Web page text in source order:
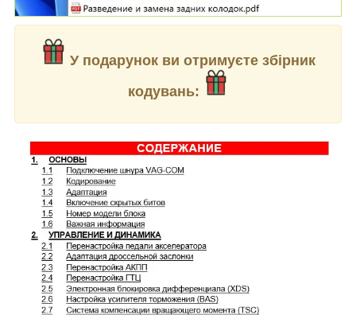
У подарунок ви отримуєте збірник
кодувань: